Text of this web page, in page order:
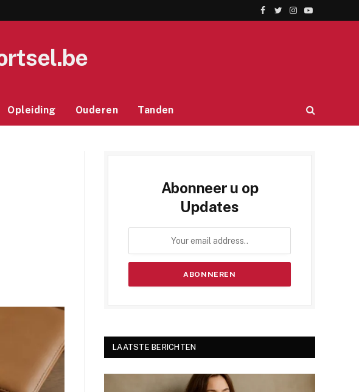
Facebook
TwitterInstagram
YouTube
Opleiding Ouderen Tanden
Abonneer u op
Updates
LAATSTE BERICHTEN